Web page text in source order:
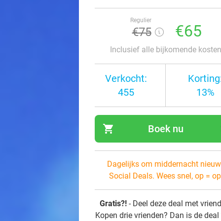
Regulier
€75 €65
Inclusief alle bijkomende kosten
Verkocht:
455
13%
shopping_cart Boek nu
Dagelijks om middernacht
Social Deals. Wees snel, op =
Gratis?! - Deel deze deal met
Kopen drie vrienden? Dan is de